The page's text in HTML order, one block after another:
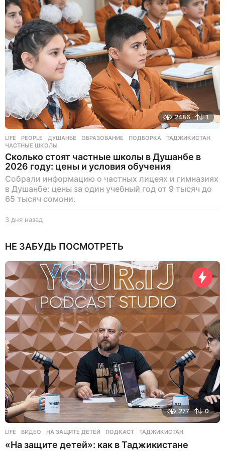
з
а
д
2486 1
LIFE ,PEOPLE ДУШАНБЕ ,ОБРАЗОВАНИЕ ,ПОДБОРКА ,ТАДЖИКИСТАН
ЧАСТНЫЕ ШКОЛЫ
Сколько стоят частные школы в Душанбе в
2026 году: цены и условия обучения
Собрали информацию о частных лицеях и гимназиях
в Душанбе: цены за один учебный год от 9 тысяч до
65 тысяч сомони.
3 дня назад
я
а
з
д
НЕ ЗАБУДЬ ПОСМОТРЕТЬ
277 0
LIFE ВИДЕО ,НА ЗАЩИТЕ ДЕТЕЙ ,ПОДКАСТ ,ТАДЖИКИСТАН
«На защите детей»: как в Таджикистане